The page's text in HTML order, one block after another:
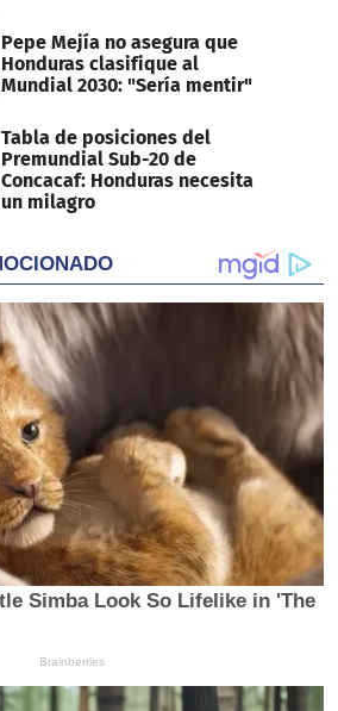
Pepe Mejía no asegura que
Honduras clasifique al
Mundial 2030: "Sería mentir"
Tabla de posiciones del
Premundial Sub-20 de
Concacaf: Honduras necesita
un milagro